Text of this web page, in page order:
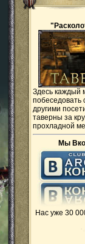
Здесь каждый
побеседовать
другими
таверны за
прохладной
Мы
Нас уже 30